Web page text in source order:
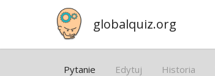
globalquiz.org
Pytanie Edytuj Historia